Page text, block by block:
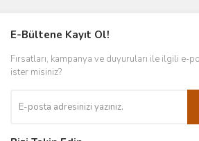
E-Bültene Kayıt Ol!
Fırsatları, kampanya ve duyuruları ile ilgili e-
ister misiniz?